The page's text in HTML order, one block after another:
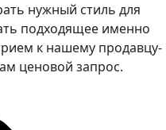
нужный стиль для
подходящее именно
к нашему продавцу-
ценовой запрос.